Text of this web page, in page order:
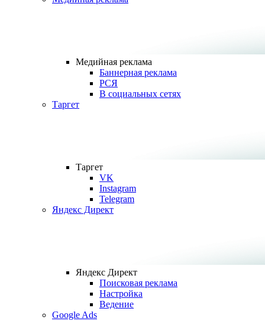
Медийная реклама
Баннерная реклама
РСЯ
В социальных сетях
Таргет
Таргет
VK
Instagram
Telegram
Яндекс Директ
Яндекс Директ
Поисковая реклама
Настройка
Ведение
Google Ads